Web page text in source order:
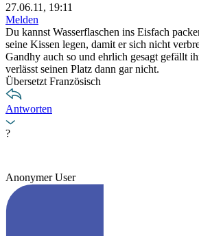
27.06.11, 19:11
Melden
Du kannst Wasserflaschen ins Eisfach
seine Kissen legen, damit er sich nicht
Gandhy auch so und ehrlich gesagt gefällt
verlässt seinen Platz dann gar nicht.
Übersetzt Französisch
Antworten
?
Anonymer User